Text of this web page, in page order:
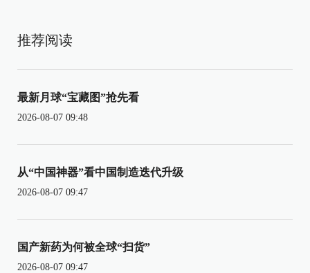
推荐阅读
最新月球“宝藏图”抢先看
2026-08-07 09:48
从“中国神器”看中国制造迭代升级
2026-08-07 09:47
国产新药为何被全球“扫货”
2026-08-07 09:47